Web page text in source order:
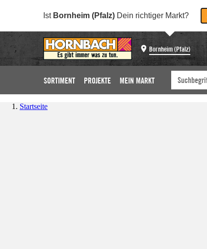
Ist Bornheim (Pfalz) Dein richtiger Markt?
Bornheim (Pfalz)
SORTIMENT PROJEKTE MEIN MARKT
Startseite